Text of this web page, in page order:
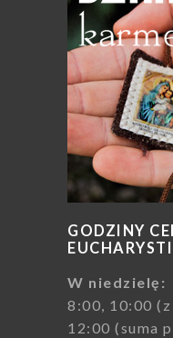
GODZINY
W niedzielę:
8:00, 10:00
12:00 (suma